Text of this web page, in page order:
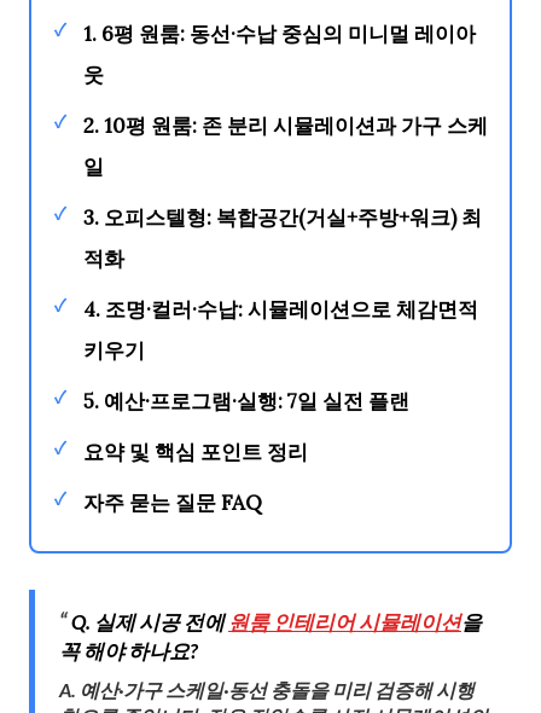
✓
1. 6평 원룸: 동선·수납 중심의 미니멀 레이아
웃
✓
2. 10평 원룸: 존 분리 시뮬레이션과 가구 스케
일
✓
3. 오피스텔형: 복합공간(거실+주방+워크) 최
적화
✓
4. 조명·컬러·수납: 시뮬레이션으로 체감면적
키우기
✓ 5. 예산·프로그램·실행: 7일 실전 플랜
✓ 요약 및 핵심 포인트 정리
✓ 자주 묻는 질문 FAQ
Q. 실제 시공 전에원룸 인테리어 시뮬레이션을
꼭 해야 하나요?
A. 예산·가구 스케일·동선 충돌을 미리 검증해 시행